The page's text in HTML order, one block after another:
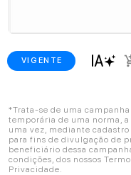
VIGENTE
*Trata-se de uma
temporária de uma norma,
uma vez, mediante
para fins de divulgação de
beneficiário dessa
condições, dos nossos
Privacidade.